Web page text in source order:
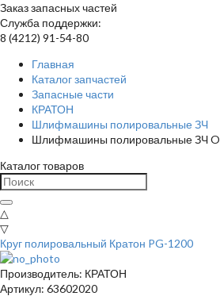
Заказ запасных частей
Служба поддержки:
8 (4212) 91-54-80
Главная
Каталог запчастей
Запасные части
КРАТОН
Шлифмашины полировальные ЗЧ
Шлифмашины полировальные ЗЧ
Каталог товаров
△
▽
Круг полировальный Кратон PG-1200
Производитель: КРАТОН
Артикул: 63602020